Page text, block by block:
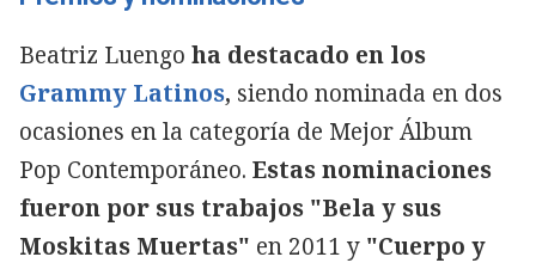
Beatriz Luengo ha destacado en los
Grammy Latinos, siendo nominada en dos
ocasiones en la categoría de Mejor Álbum
Pop Contemporáneo. Estas nominaciones
fueron por sus trabajos "Bela y sus
Moskitas Muertas" en 2011 y "Cuerpo y